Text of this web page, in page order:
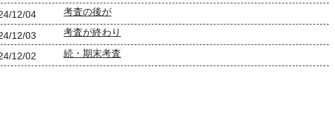
12/04 考査の後が
12/03 考査が終わり
12/02 続・期末考査